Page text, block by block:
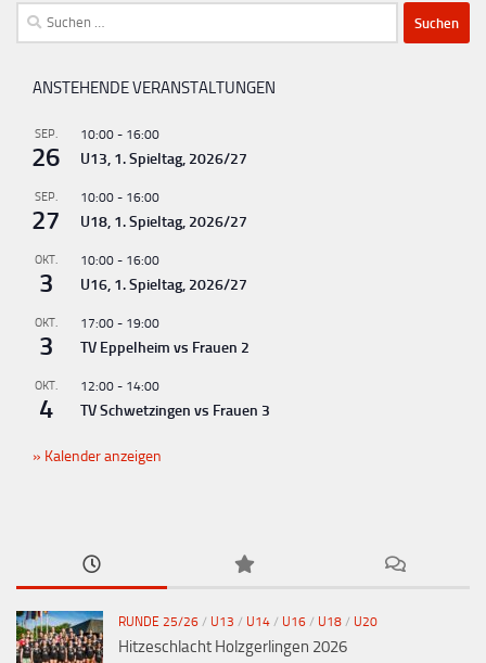
Suchen
nach:
ANSTEHENDE VERANSTALTUNGEN
SEP.
26
10:00 - 16:00
U13, 1. Spieltag, 2026/27
SEP.
27
10:00 - 16:00
U18, 1. Spieltag, 2026/27
OKT.
3
10:00 - 16:00
U16, 1. Spieltag, 2026/27
OKT.
3
17:00 - 19:00
TV Eppelheim vs Frauen 2
OKT.
4
12:00 - 14:00
TV Schwetzingen vs Frauen 3
Kalender anzeigen
RUNDE 25/26 / U13 / U14 / U16 / U18 / U20
Hitzeschlacht Holzgerlingen 2026